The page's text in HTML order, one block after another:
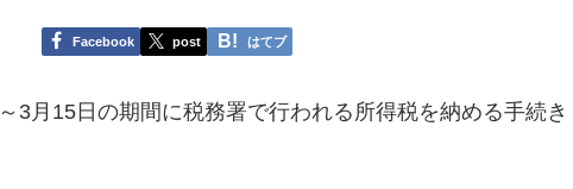
Facebook post はてブ
3月15日の期間に税務署で行われる所得税を納める手続き